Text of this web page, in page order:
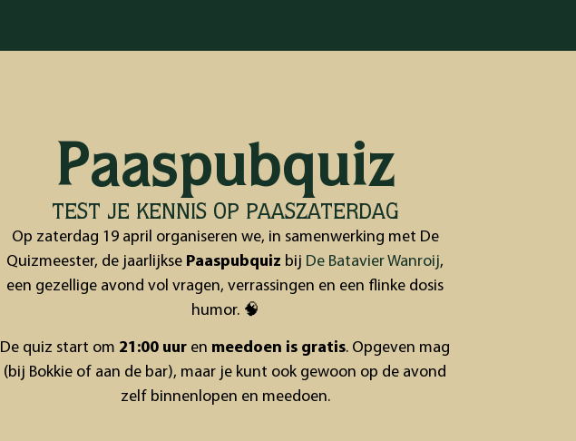
Paaspubquiz
TEST JE KENNIS OP PAASZATERDAG
Op zaterdag 19 april organiseren we, in samenwerking met De
Quizmeester, de jaarlijkse Paaspubquiz bij De Batavier Wanroij,
een gezellige avond vol vragen, verrassingen en een flinke dosis
humor. 🧠
De quiz start om 21:00 uur en meedoen is gratis. Opgeven mag
(bij Bokkie of aan de bar), maar je kunt ook gewoon op de avond
zelf binnenlopen en meedoen.